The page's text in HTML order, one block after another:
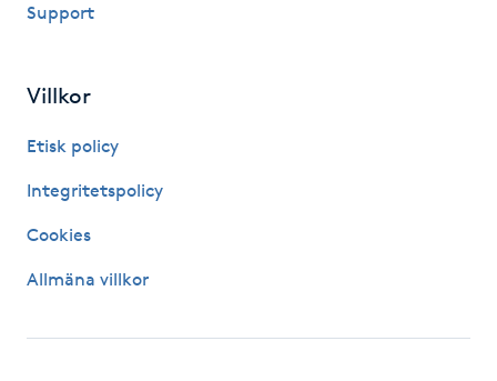
Katun fransar
Kemisk peeling
Support
Villkor
Etisk policy
Integritetspolicy
Cookies
Allmäna villkor